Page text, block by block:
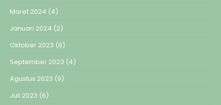
Maret 2024 (4)
Januari 2024 (2)
Oktober 2023 (8)
September 2023 (4)
Agustus 2023 (9)
Juli 2023 (6)